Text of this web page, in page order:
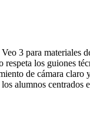
3 para materiales
respeta los guiones
de cámara claro
alumnos centrados